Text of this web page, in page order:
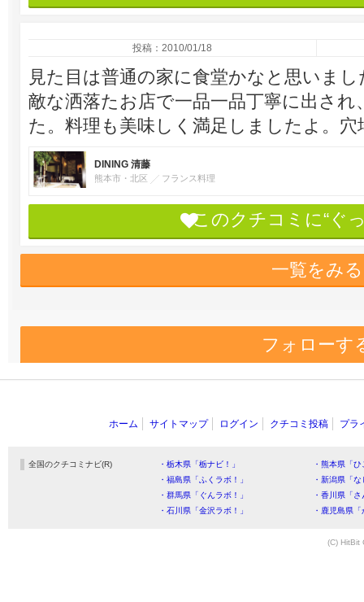
投稿：2010/01/18
見た目は普通の家に食堂かなと思いま
敵な洒落たお店で一品一品丁寧に出さ
た。料理も美味しく満足しましたよ。穴
DINING 清藤
熊本市・北区 フランス料理
このクチコミに“ぐ
一覧をみる
フォローす
ホーム サイトマップ ログイン クチコミ投稿 プラ
全国のクチコミナビ(R) ・栃木県「栃ナビ！」
・熊本県「
・福島県「ふくラボ！」
・新潟県「
・群馬県「ぐんラボ！」
・香川県「
・石川県「金沢ラボ！」
・鹿児島県
(C) HitBit